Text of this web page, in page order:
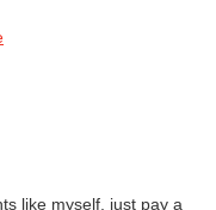
like myself, just pay a